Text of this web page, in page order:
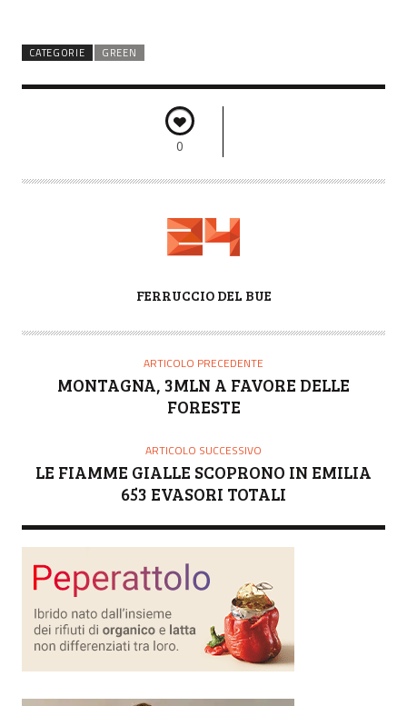
CATEGORIE GREEN
0
T
FERRUCCIO DEL BUE
ARTICOLO PRECEDENTE
MONTAGNA, 3MLN A FAVORE DELLE
FORESTE
ARTICOLO SUCCESSIVO
LE FIAMME GIALLE SCOPRONO IN EMILIA
653 EVASORI TOTALI